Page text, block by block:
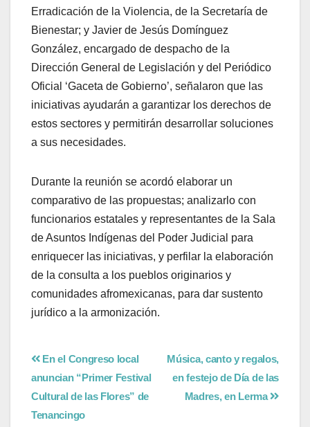
Erradicación de la Violencia, de la Secretaría de
Bienestar; y Javier de Jesús Domínguez
González, encargado de despacho de la
Dirección General de Legislación y del Periódico
Oficial ‘Gaceta de Gobierno’, señalaron que las
iniciativas ayudarán a garantizar los derechos de
estos sectores y permitirán desarrollar soluciones
a sus necesidades.
Durante la reunión se acordó elaborar un
comparativo de las propuestas; analizarlo con
funcionarios estatales y representantes de la Sala
de Asuntos Indígenas del Poder Judicial para
enriquecer las iniciativas, y perfilar la elaboración
de la consulta a los pueblos originarios y
comunidades afromexicanas, para dar sustento
jurídico a la armonización.
Música, canto y regalos,
en festejo de Día de las
Madres, en Lerma
En el Congreso local
anuncian “Primer Festival
Cultural de las Flores” de
Tenancingo